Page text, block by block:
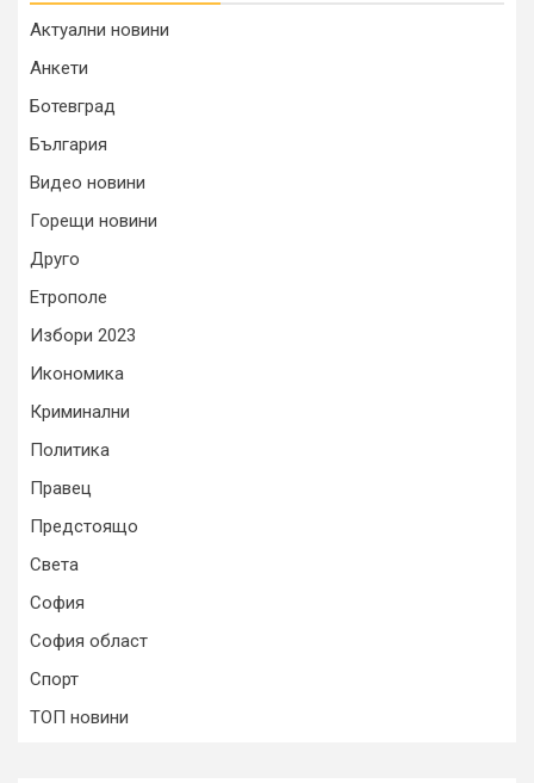
Актуални новини
Анкети
Ботевград
България
Видео новини
Горещи новини
Друго
Етрополе
Избори 2023
Икономика
Криминални
Политика
Правец
Предстоящо
Света
София
София област
Спорт
ТОП новини